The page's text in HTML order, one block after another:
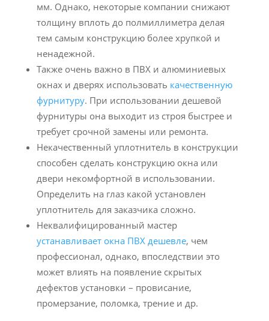
мм. Однако, некоторые компании снижают
толщину вплоть до полмиллиметра делая
тем самым конструкцию более хрупкой и
ненадежной.
Также очень важно в ПВХ и алюминиевых
окнах и дверях использовать качественную
фурнитуру. При использовании дешевой
фурнитуры она выходит из строя быстрее и
требует срочной замены или ремонта.
Некачественный уплотнитель в конструкции
способен сделать конструкцию окна или
двери некомфортной в использовании.
Определить на глаз какой установлен
уплотнитель для заказчика сложно.
Неквалифицированный мастер
устанавливает окна ПВХ дешевле, чем
профессионал, однако, впоследствии это
может влиять на появление скрытых
дефектов установки – провисание,
промерзание, поломка, трение и др.